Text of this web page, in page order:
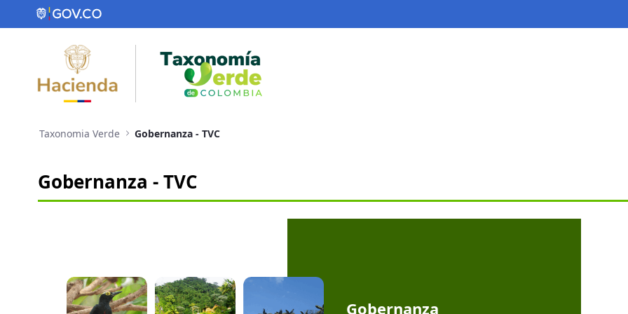
Saltar al contenido principal
Taxonomia Verde Gobernanza - TVC
Gobernanza - TVC
Gobernanza